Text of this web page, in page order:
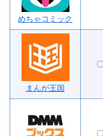
めちゃコミック
まんが王国